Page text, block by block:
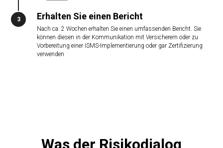
3 Erhalten Sie einen Bericht
Nach ca. 2 Wochen erhalten Sie einen umfassenden Bericht. Sie
können diesen in der Kommunikation mit Versicherern oder zu
Vorbereitung einer ISMS-Implementierung oder gar Zertifizierung
verwenden
Was der Risikodialog